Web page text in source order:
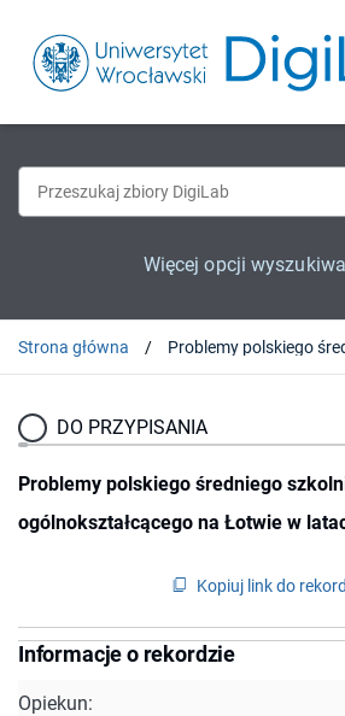
Więcej opcji
Strona główna
DO PRZYPISANIA
Problemy polskiego średniego
ogólnokształcącego na Łotwie w
Kopiuj link do
Informacje o rekordzie
Opiekun: